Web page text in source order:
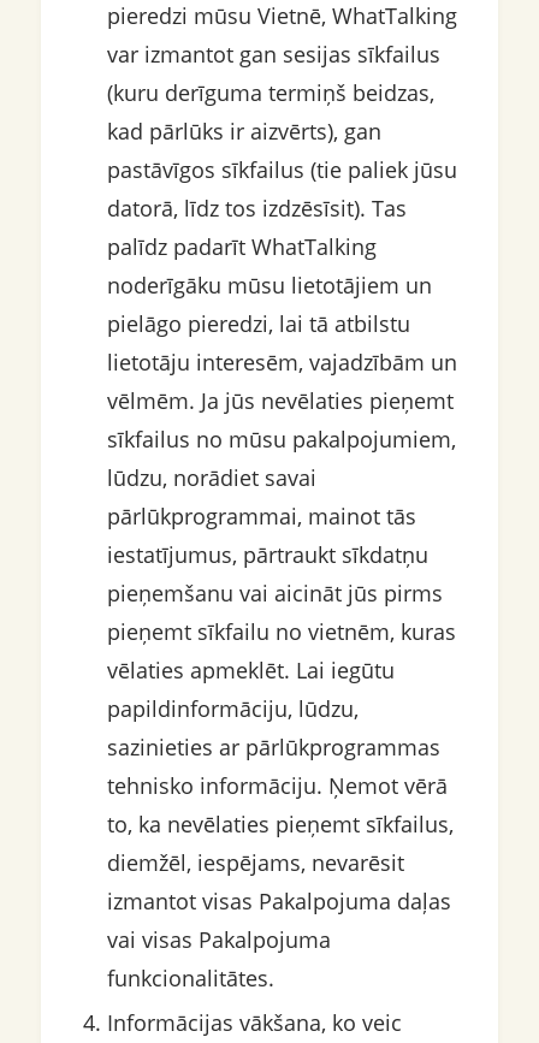
pieredzi mūsu Vietnē, WhatTalking
var izmantot gan sesijas sīkfailus
(kuru derīguma termiņš beidzas,
kad pārlūks ir aizvērts), gan
pastāvīgos sīkfailus (tie paliek jūsu
datorā, līdz tos izdzēsīsit). Tas
palīdz padarīt WhatTalking
noderīgāku mūsu lietotājiem un
pielāgo pieredzi, lai tā atbilstu
lietotāju interesēm, vajadzībām un
vēlmēm. Ja jūs nevēlaties pieņemt
sīkfailus no mūsu pakalpojumiem,
lūdzu, norādiet savai
pārlūkprogrammai, mainot tās
iestatījumus, pārtraukt sīkdatņu
pieņemšanu vai aicināt jūs pirms
pieņemt sīkfailu no vietnēm, kuras
vēlaties apmeklēt. Lai iegūtu
papildinformāciju, lūdzu,
sazinieties ar pārlūkprogrammas
tehnisko informāciju. Ņemot vērā
to, ka nevēlaties pieņemt sīkfailus,
diemžēl, iespējams, nevarēsit
izmantot visas Pakalpojuma daļas
vai visas Pakalpojuma
funkcionalitātes.
Informācijas vākšana, ko veic